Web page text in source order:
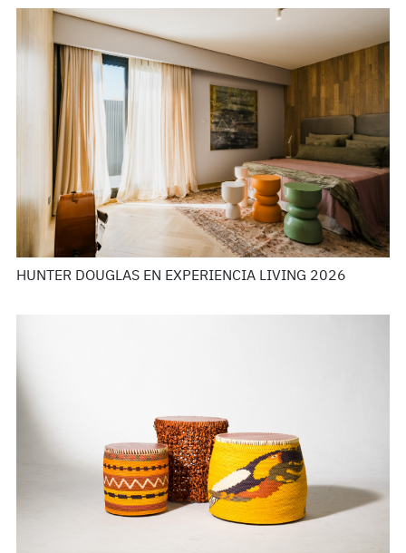
HUNTER DOUGLAS EN EXPERIENCIA LIVING 2026